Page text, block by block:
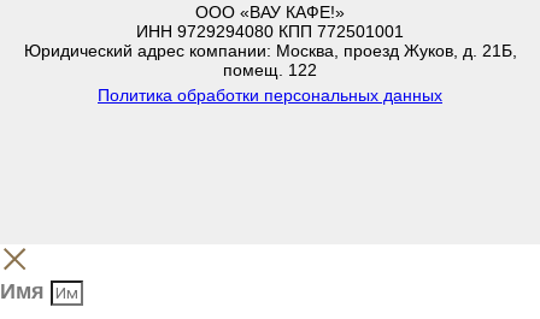
ООО «ВАУ КАФЕ!»
ИНН 9729294080 КПП 772501001
Юридический адрес компании: Москва, проезд Жуков, д. 21Б,
помещ. 122
Политика обработки персональных данных
Имя